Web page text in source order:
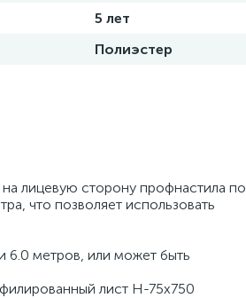
5 лет
Полиэстер
лицевую сторону профнастила по
что позволяет использовать
6.0 метров, или может быть
лист H-75x750